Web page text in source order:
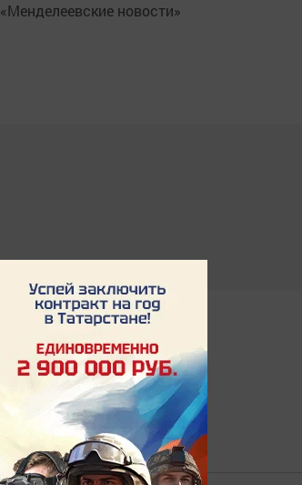
«Менделеевские новости»